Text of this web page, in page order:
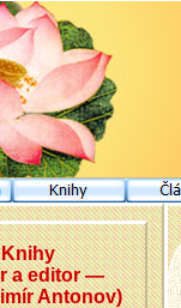
Knihy
a editor —
Antonov)